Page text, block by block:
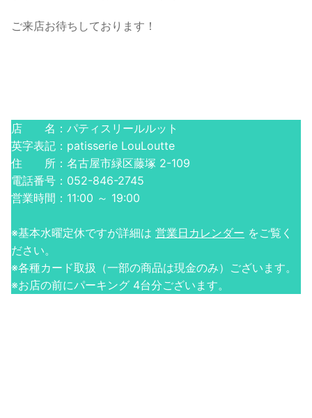
ご来店お待ちしております！
店 名：パティスリールルット
英字表記：patisserie LouLoutte
住 所：名古屋市緑区藤塚 2-109
電話番号：052-846-2745
営業時間：11:00 ～ 19:00
※基本水曜定休ですが詳細は 営業日カレンダー をご覧く
ださい。
※各種カード取扱（一部の商品は現金のみ）ございます。
※お店の前にパーキング 4台分ございます。